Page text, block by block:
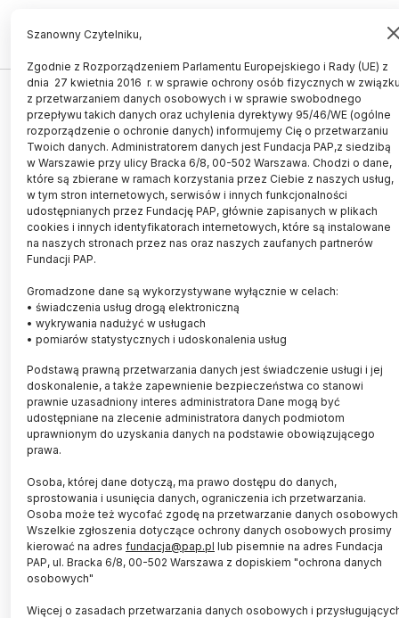
KOMITET KRYZYSOWY HUMANISTYKI
Komitet Kryzysowy Humanistyki
Polskiej: w walce z mobbingiem
konieczne zmiany systemowe
Bez demokratyzacji uczelni i zmian prawnych
niemożliwe jest poważne traktowanie mobbingu
Kryzysowego Humanistyki Polskiej Alek
Temkin. Ministra nauki Karolina Zioło-Pużuk
zapowiedziała, że resort wprowadzi zmiany,
które zagwarantują bezpieczne środowisko
akademickie.
Szanowny Czytelniku,
Zgodnie z Rozporządzeniem Parlamentu Europejskiego i Rady (UE) z
dnia 27 kwietnia 2016 r. w sprawie ochrony osób fizycznych w
z przetwarzaniem danych osobowych i w sprawie swobodnego
przepływu takich danych oraz uchylenia dyrektywy 95/46/WE (ogólne
rozporządzenie o ochronie danych) informujemy Cię o przetwarzaniu
Twoich danych. Administratorem danych jest Fundacja PAP,z siedzibą
w Warszawie przy ulicy Bracka 6/8, 00-502 Warszawa. Chodzi o dane,
które są zbierane w ramach korzystania przez Ciebie z naszych usług,
w tym stron internetowych, serwisów i innych funkcjonalności
udostępnianych przez Fundację PAP, głównie zapisanych w plikach
cookies i innych identyfikatorach internetowych, które są instalowane
na naszych stronach przez nas oraz naszych zaufanych partnerów
Fundacji PAP.
Gromadzone dane są wykorzystywane wyłącznie w celach:
• świadczenia usług drogą elektroniczną
• wykrywania nadużyć w usługach
• pomiarów statystycznych i udoskonalenia usług
Podstawą prawną przetwarzania danych jest świadczenie usługi i jej
doskonalenie, a także zapewnienie bezpieczeństwa co stanowi
prawnie uzasadniony interes administratora Dane mogą być
udostępniane na zlecenie administratora danych podmiotom
uprawnionym do uzyskania danych na podstawie obowiązującego
prawa.
Osoba, której dane dotyczą, ma prawo dostępu do danych,
sprostowania i usunięcia danych, ograniczenia ich przetwarzania.
Osoba może też wycofać zgodę na przetwarzanie danych
Wszelkie zgłoszenia dotyczące ochrony danych osobowych prosimy
kierować na adres fundacja@pap.pl lub pisemnie na adres Fundacja
PAP, ul. Bracka 6/8, 00-502 Warszawa z dopiskiem "ochrona danych
osobowych"
Więcej o zasadach przetwarzania danych osobowych i